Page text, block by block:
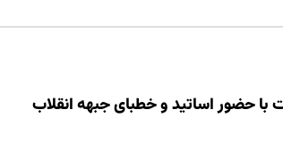
حضور اساتید و خطبای جبهه انقلاب